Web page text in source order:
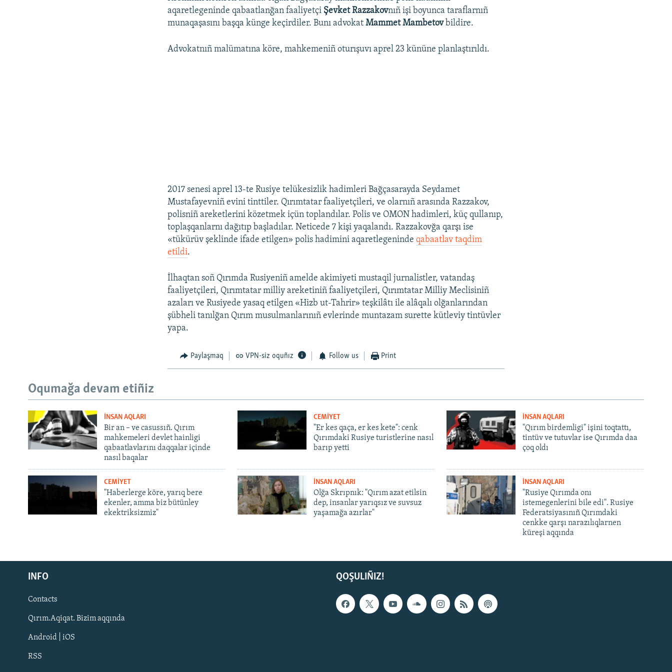
Русский
Українською
QOŞULIÑIZ!
aqaretlegeninde qabaatlanğan faaliyetçi Şevket Razzakovnıñ işi boyunca taraflarnıñ
munaqaşasını başqa künge keçirdiler. Bunı advokatMammet Mambetovbildire.
Advokatnıñ malümatına köre, mahkemeniñ oturışuvı aprel 23 kününe planlaştırıldı.
2017 senesi aprel 13-te Rusiye telükesizlik hadimleri Bağçasarayda Seydamet
Mustafayevniñ evini tinttiler. Qırımtatar faaliyetçileri, ve olarnıñ arasında Razzakov,
polisniñ areketlerini közetmek içün toplandılar. Polis ve OMON hadimleri, küç qullanıp,
toplaşqanlarnı dağıtıp başladılar. Neticede 7 kişi yaqalandı. Razzakovğa qarşı ise
«tükürüv şeklinde ifade etilgen» polis hadimini aqaretlegenindeqabaatlav taqdim
etildi.
İlhaqtan soñ Qırımda Rusiyeniñ amelde akimiyeti mustaqil jurnalistler, vatandaş
faaliyetçileri, Qırımtatar milliy areketiniñ faaliyetçileri, Qırımtatar Milliy Meclisiniñ
azaları ve Rusiyede yasaq etilgen «Hizb ut-Tahrir» teşkilâtı ile alâqalı olğanlarından
şübheli tanılğan Qırım musulmanlarınıñ evlerinde muntazam surette kütleviy tintüvler
yapa.
Paylaşmaq VPN-siz oquñız Follow us Print
Oqumağa devam etiñiz
İNSAN AQLARI
Bir an – ve casussıñ. Qırım
mahkemeleri devlet hainligi
qabaatlavlarını daqqalar içinde
nasıl baqalar
CEMİYET
"Er kes qaça, er kes kete": cenk
Qırımdaki Rusiye turistlerine nasıl
barıp yetti
İNSAN AQLARI
"Qırım birdemligi" işini toqtattı,
tintüv ve tutuvlar ise Qırımda daa
çoq oldı
CEMİYET
"Haberlerge köre, yarıq bere
ekenler, amma biz bütünley
ekektriksizmiz"
İNSAN AQLARI
Olğa Skrıpnık: "Qırım azat etilsin
dep, insanlar yarıqsız ve suvsuz
yaşamağa azırlar"
İNSAN AQLARI
"Rusiye Qırımda onı
istemegenlerini bile edi". Rusiye
Federatsiyasınıñ Qırımdaki
cenkke qarşı narazılıqlarnen
küreşi aqqında
QOŞULIÑIZ!
INFO
Contacts
Qırım.Aqiqat. Bizim aqqında
Android | iOS
RSS